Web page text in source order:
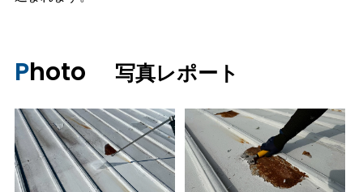
Photo 写真レポート